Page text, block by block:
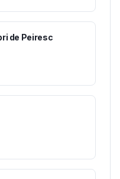
de Peiresc